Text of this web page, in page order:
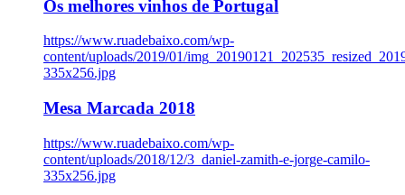
Os melhores vinhos de Portugal
https://www.ruadebaixo.com/wp-
content/uploads/2019/01/
335x256.jpg
Mesa Marcada 2018
https://www.ruadebaixo.com/wp-
content/uploads/2018/12/3_daniel-zamith-e-jorge-camilo-
335x256.jpg